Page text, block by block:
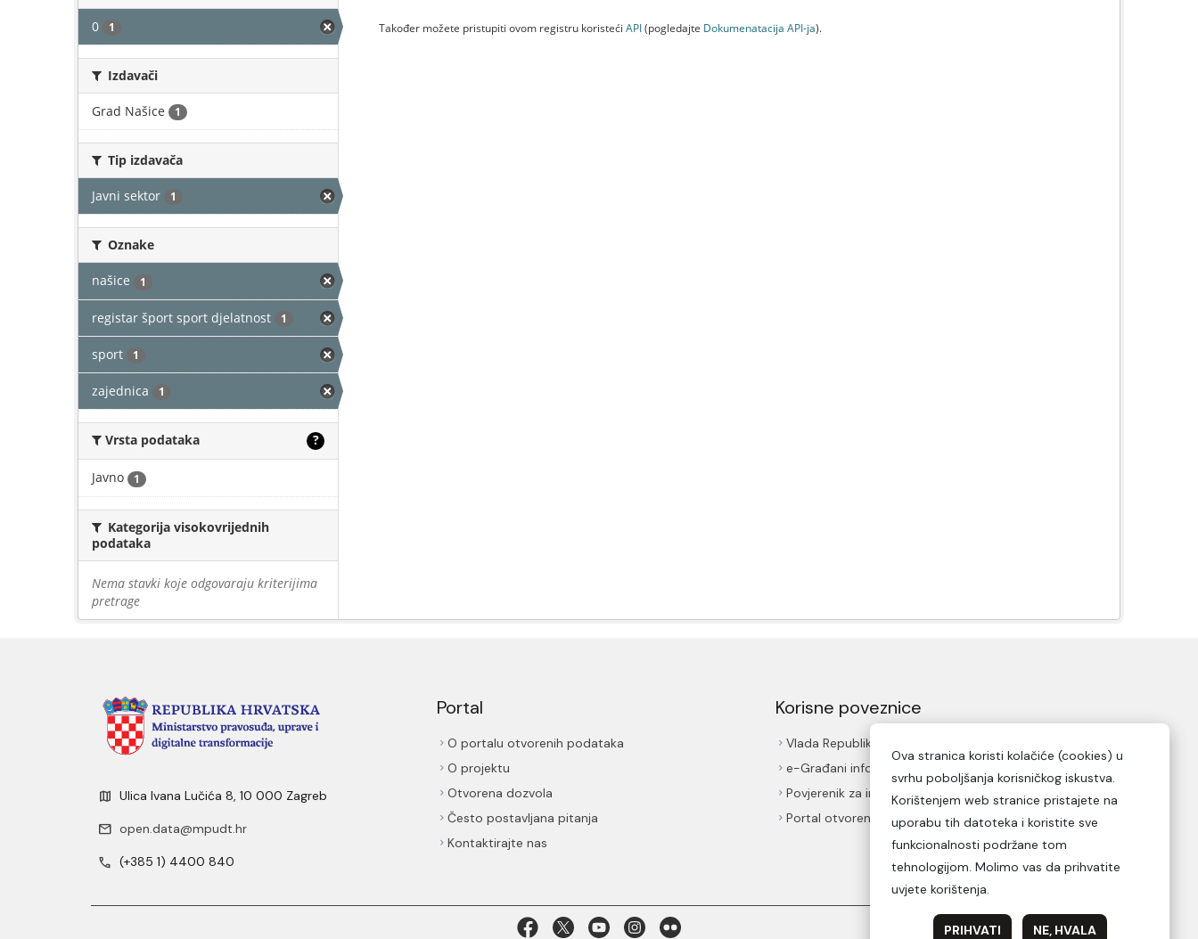
0 1
Izdavači
Grad Našice 1
Tip izdavača
Javni sektor 1
Oznake
našice 1
registar šport sport djelatnost 1
sport 1
zajednica 1
Vrsta podataka ?
Javno 1
Kategorija visokovrijednih
podataka
Nema stavki koje odgovaraju kriterijima
pretrage
Također možete pristupiti ovom registru koristeći API(pogledajte Dokumenаtаcijа API-jа).